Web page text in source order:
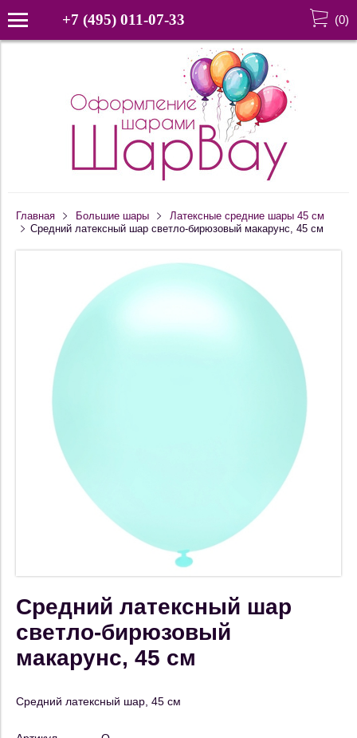
+7 (495) 011-07-33 (0)
Главная Большие шары
Латексные средние шары 45 см
Средний латексный шар светло-бирюзовый макарунс, 45 см
Средний латексный шар
светло-бирюзовый
макарунс, 45 см
Средний латексный шар, 45 см